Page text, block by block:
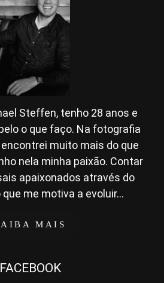
Steffen, tenho 28 anos e
o que faço. Na fotografia
muito mais do que
nela minha paixão. Contar
apaixonados através do
me motiva a evoluir...
MAIS
FACEBOOK